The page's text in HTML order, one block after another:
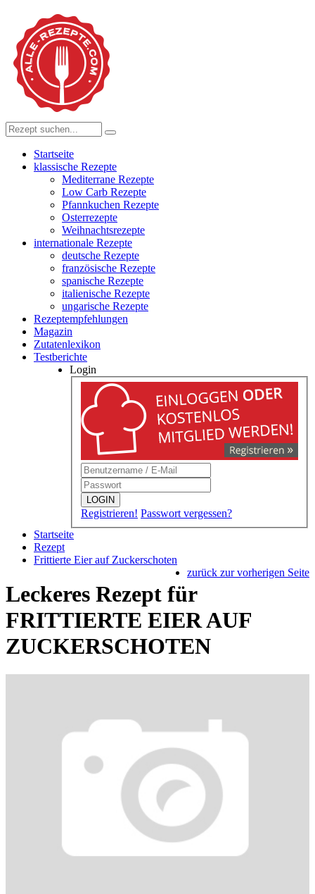
Startseite
klassische Rezepte
Mediterrane Rezepte
Low Carb Rezepte
Pfannkuchen Rezepte
Osterrezepte
Weihnachtsrezepte
internationale Rezepte
deutsche Rezepte
französische Rezepte
spanische Rezepte
italienische Rezepte
ungarische Rezepte
Rezeptempfehlungen
Magazin
Zutatenlexikon
Testberichte
Login
LOGIN
Registrieren! Passwort vergessen?
Startseite
Rezept
Frittierte Eier auf Zuckerschoten
zurück zur vorherigen Seite
Leckeres Rezept für
FRITTIERTE EIER AUF
ZUCKERSCHOTEN